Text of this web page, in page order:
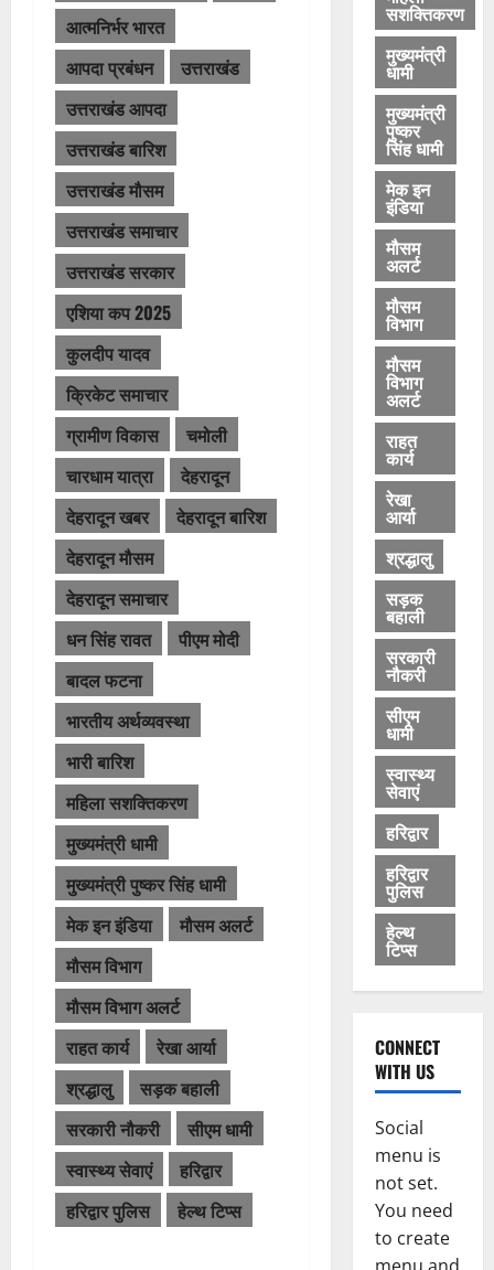
आत्मनिर्भर भारत
आपदा प्रबंधन
उत्तराखंड
उत्तराखंड आपदा
उत्तराखंड बारिश
उत्तराखंड मौसम
उत्तराखंड समाचार
उत्तराखंड सरकार
एशिया कप 2025
कुलदीप यादव
क्रिकेट समाचार
ग्रामीण विकास
चमोली
चारधाम यात्रा
देहरादून
देहरादून खबर
देहरादून बारिश
देहरादून मौसम
देहरादून समाचार
धन सिंह रावत
पीएम मोदी
बादल फटना
भारतीय अर्थव्यवस्था
भारी बारिश
महिला सशक्तिकरण
मुख्यमंत्री धामी
मुख्यमंत्री पुष्कर सिंह धामी
मेक इन इंडिया
मौसम अलर्ट
मौसम विभाग
मौसम विभाग अलर्ट
राहत कार्य
रेखा आर्या
श्रद्धालु
सड़क बहाली
सरकारी नौकरी
सीएम धामी
स्वास्थ्य सेवाएं
हरिद्वार
हरिद्वार पुलिस
हेल्थ टिप्स
सशक्तिकरण
मुख्यमंत्री
धामी
मुख्यमंत्री
पुष्कर
सिंह धामी
मेक इन
इंडिया
मौसम
अलर्ट
मौसम
विभाग
मौसम
विभाग
अलर्ट
राहत
कार्य
रेखा
आर्या
श्रद्धालु
सड़क
बहाली
सरकारी
नौकरी
सीएम
धामी
स्वास्थ्य
सेवाएं
हरिद्वार
हरिद्वार
पुलिस
हेल्थ
टिप्स
CONNECT
WITH US
Social
menu is
not set.
You need
to create